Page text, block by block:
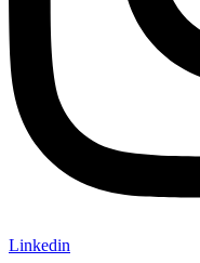
Linkedin